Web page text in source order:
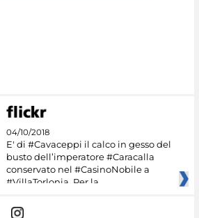
04/10/2018
E' di #Cavaceppi il calco in gesso del
busto dell’imperatore #Caracalla
conservato nel #CasinoNobile a
#VillaTorlonia. Per la